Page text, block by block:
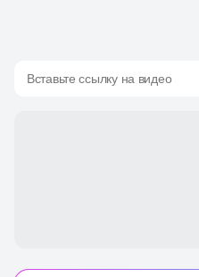
Вставьте ссылку на видео